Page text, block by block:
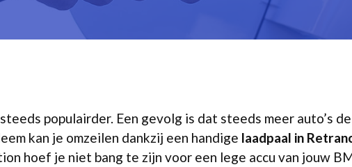
populairder. Een gevolg is dat steeds meer auto’s
kan je omzeilen dankzij een handige laadpaal in
hoef je niet bang te zijn voor een lege accu van jouw